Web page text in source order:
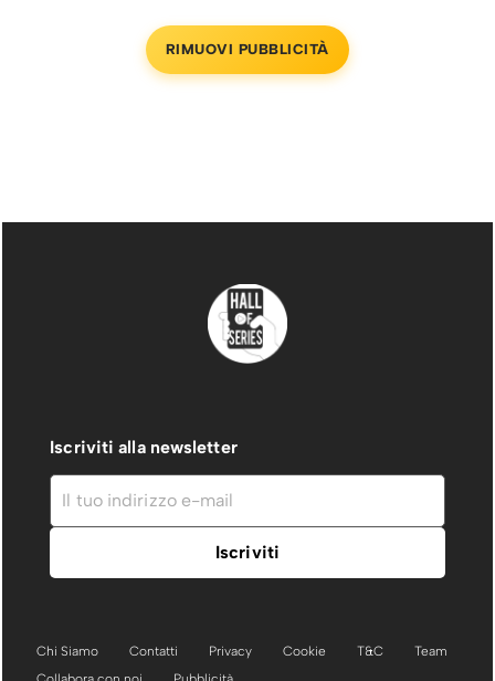
RIMUOVI PUBBLICITÀ
Iscriviti alla newsletter
Chi Siamo Contatti Privacy Cookie T&C
Team